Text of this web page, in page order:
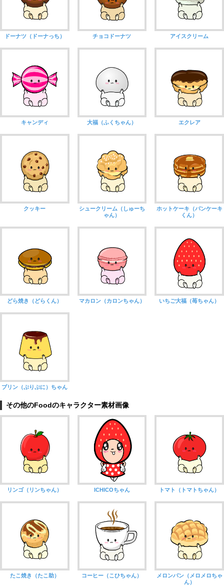
ドーナツ（ドーナっち） チョコドーナツ アイスクリーム
キャンディ 大福（ふくちゃん） エクレア
クッキー
シュークリーム（しゅーち
ゃん）
ホットケーキ（パンケーキ
くん）
どら焼き（どらくん） マカロン（カロンちゃん） いちご大福（苺ちゃん）
プリン（ぷりぷに）ちゃん
その他のFoodのキャラクター素材画像
リンゴ（リンちゃん） ICHICOちゃん トマト（トマトちゃん）
たこ焼き（たこ助） コーヒー（こひちゃん）
メロンパン（メロメロちゃ
ん）